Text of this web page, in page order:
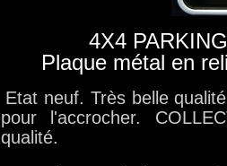
4X4
Plaque métal en
Etat neuf. Très belle
pour l'accrocher.
qualité.